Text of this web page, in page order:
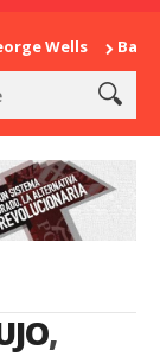
Wells
,